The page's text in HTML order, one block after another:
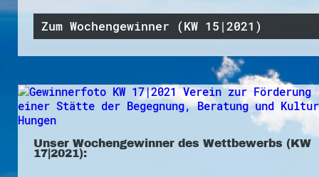
Zum Wochengewinner (KW 15|2021)
Unser Wochengewinner des Wettbewerbs (KW
17|2021):